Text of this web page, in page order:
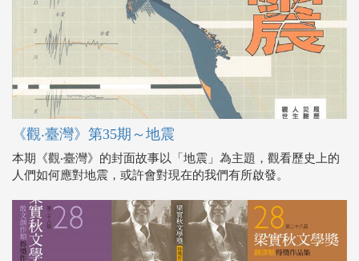
《觀‧臺灣》第35期～地震
本期《觀‧臺灣》的封面故事以「地震」為主題，觀看歷史上的
人們如何應對地震，或許會對現在的我們有所啟發。